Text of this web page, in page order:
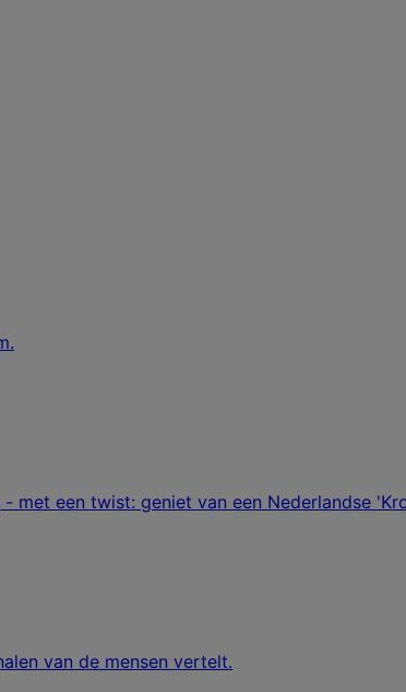
met een twist: geniet van een Nederlandse
van de mensen vertelt.